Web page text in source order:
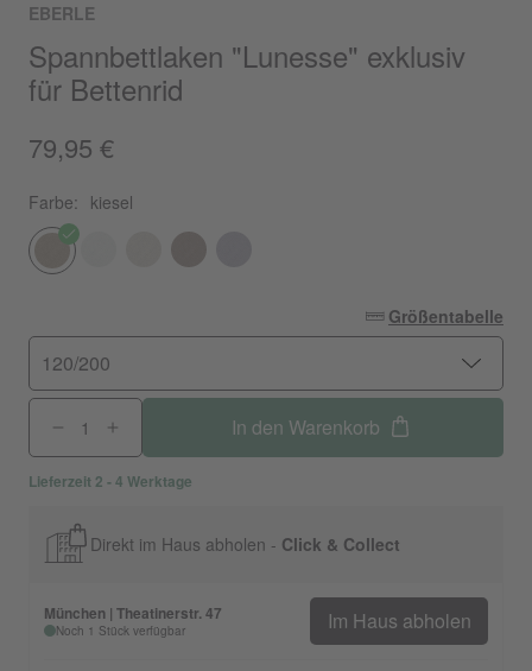
EBERLE
Spannbettlaken "Lunesse" exklusiv
für Bettenrid
79,95 €
Farbe: kiesel
Größentabelle
120/200
In den Warenkorb
Lieferzeit 2 - 4 Werktage
Direkt im Haus abholen - Click & Collect
München | Theatinerstr. 47
Noch 1 Stück verfügbar Im Haus abholen